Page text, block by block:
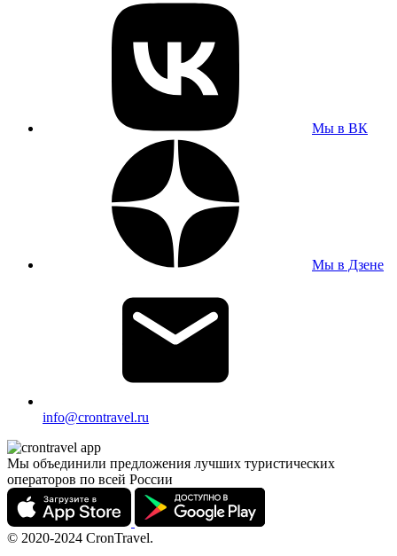
Мы в ВК
Мы в Дзене
info@crontravel.ru
Мы объединили предложения лучших туристических
операторов по всей России
© 2020-2024 CronTravel.